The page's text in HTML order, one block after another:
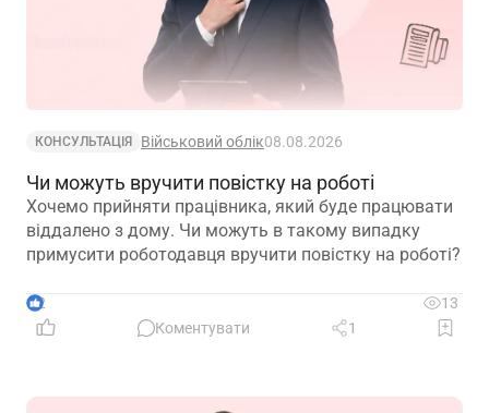
КОНСУЛЬТАЦІЯ Військовий облік08.08.2026
Чи можуть вручити повістку на роботі
Хочемо прийняти працівника, який буде працювати
віддалено з дому. Чи можуть в такому випадку
примусити роботодавця вручити повістку на роботі?
2
13
Коментувати
1